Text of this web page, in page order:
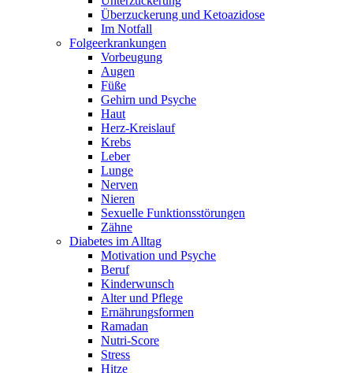
Überzuckerung und Ketoazidose
Im Notfall
Folgeerkrankungen
Vorbeugung
Augen
Füße
Gehirn und Psyche
Haut
Herz-Kreislauf
Krebs
Leber
Lunge
Nerven
Nieren
Sexuelle Funktionsstörungen
Zähne
Diabetes im Alltag
Motivation und Psyche
Beruf
Kinderwunsch
Alter und Pflege
Ernährungsformen
Ramadan
Nutri-Score
Stress
Hitze